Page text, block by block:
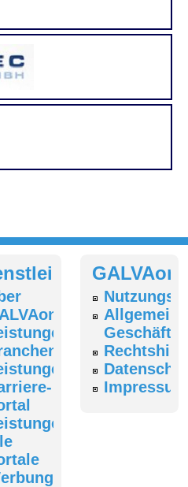
Allgemeine
Impressum